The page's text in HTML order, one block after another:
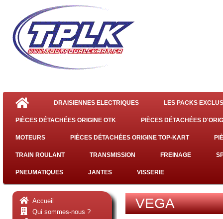
DRAISIENNES ELECTRIQUES LES PACKS
PIÈCES DÉTACHÉES ORIGINE OTK PIÈCES DÉTACHÉES
MOTEURS PIÈCES DÉTACHÉES ORIGINE TOP-KART
TRAIN ROULANT TRANSMISSION FREINAGE
PNEUMATIQUES JANTES VISSERIE
Accueil
Qui sommes-nous ?
VEGA